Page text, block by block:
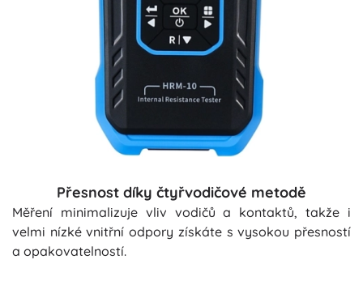
Přesnost díky čtyřvodičové metodě
Měření minimalizuje vliv vodičů a kontaktů, takže i
velmi nízké vnitřní odpory získáte s vysokou přesností
a opakovatelností.